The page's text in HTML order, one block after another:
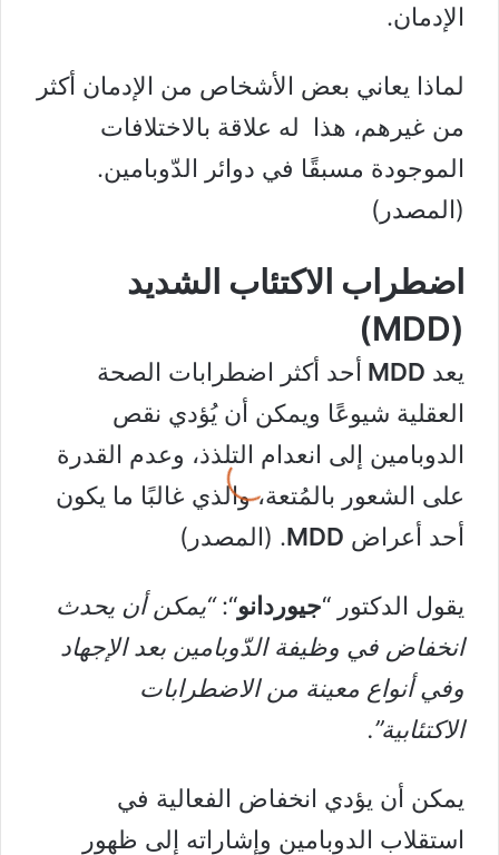
الإدمان.
لماذا يعاني بعض الأشخاص من الإدمان أكثر
من غيرهم، هذا له علاقة بالاختلافات
الموجودة مسبقًا في دوائر الدّوبامين.
(المصدر )
اضطراب الاكتئاب الشديد
(MDD)
يعد MDD أحد أكثر اضطرابات الصحة
العقلية شيوعًا ويمكن أن يُؤدي نقص
الدوبامين إلى انعدام التلذذ، وعدم القدرة
على الشعور بالمُتعة، والذي غالبًا ما يكون
أحد أعراض MDD
. (المصدر )
يقول الدكتور “جيوردانو“:“يمكن أن يحدث
انخفاض في وظيفة الدّوبامين بعد الإجهاد
وفي أنواع معينة من الاضطرابات
الاكتئابية”.
يمكن أن يؤدي انخفاض الفعالية في
استقلاب الدوبامين وإشاراته إلى ظهور